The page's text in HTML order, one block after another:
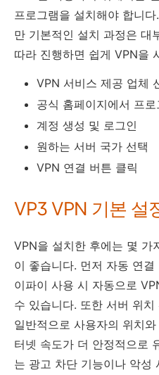
프로그램을 설치해야 합니
만 기본적인 설치 과정은 대
따라 진행하면 쉽게 VPN을
VPN 서비스 제공 업체
공식 홈페이지에서 프
계정 생성 및 로그인
원하는 서버 국가 선택
VPN 연결 버튼 클릭
VP3 VPN 기본 설
VPN을 설치한 후에는 몇 가
이 좋습니다. 먼저 자동 연
이파이 사용 시 자동으로
수 있습니다. 또한 서버 위
일반적으로 사용자의 위치
터넷 속도가 더 안정적으로
는 광고 차단 기능이나 악성